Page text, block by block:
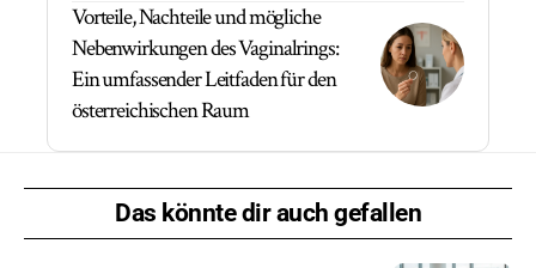
Vorteile, Nachteile und mögliche
Nebenwirkungen des Vaginalrings:
Ein umfassender Leitfaden für den
österreichischen Raum
Das könnte dir auch gefallen